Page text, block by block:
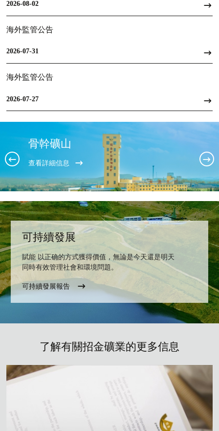
2026-08-02
海外監管公告
2026-07-31
海外監管公告
2026-07-27
骨幹礦山
查看詳細信息
可持續發展
賦能 以正确的方式獲得價值，無論是今天還是明天
同時有效管理社會和環境問題。
可持續發展報告
了解有關招金礦業的更多信息